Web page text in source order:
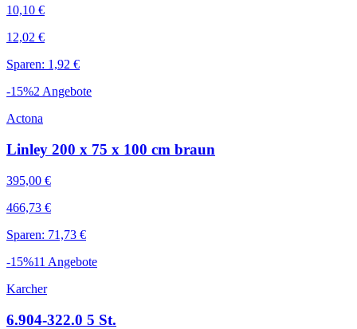
10,10 €
12,02 €
Sparen: 1,92 €
-15%2Angebote
Actona
Linley 200 x 75 x 100 cm braun
395,00 €
466,73 €
Sparen: 71,73 €
-15%11 Angebote
Karcher
6.904-322.0 5 St.